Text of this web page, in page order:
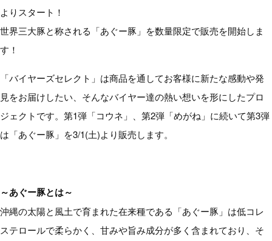
よりスタート！
世界三大豚と称される「あぐー豚」を数量限定で販売を開始しま
す！
「バイヤーズセレクト」は商品を通してお客様に新たな感動や発
見をお届けしたい、そんなバイヤー達の熱い想いを形にしたプロ
ジェクトです。第1弾「コウネ」、第2弾「めがね」に続いて第3弾
は「あぐー豚」を3/1(土)より販売します。
～あぐー豚とは～
沖縄の太陽と風土で育まれた在来種である「あぐー豚」は低コレ
ステロールで柔らかく、甘みや旨み成分が多く含まれており、そ